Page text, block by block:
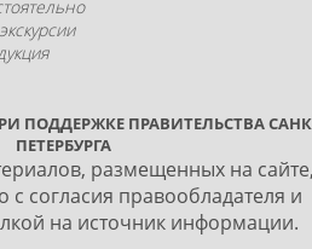
ПОДДЕРЖКЕ ПРАВИТЕЛЬСТВА
ПЕТЕРБУРГА
размещенных на
с согласия правообладателя и
на источник информации.